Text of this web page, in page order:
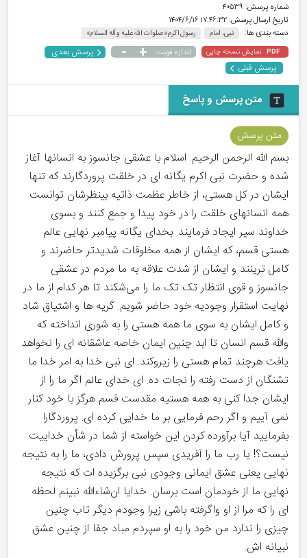
شماره پرسش: ۴۰۵۳۹
تاریخ ارسال پرسش:۱۷:۴۶:۳۲ ۱۴۰۴/۶/۱۶
دسته بندی ها:
نبی، امام رسول اکرم«صلوات الله علیه و آله السلام»
PDF نمایش نسخه چاپی اندازه فونت: +
-
پرسش بعدی
پرسش قبلی
متن پرسش و پاسخ
متن پرسش
بسم الله الرحمن الرحیم. اسلام با عشقی جانسوز به انسانها آغاز
شده و حضرت نبی اکرم یگانه ای در خلقت پروردگارند که تنها
ایشان در کل هستی، از خاطر عظمت ذاتیه بینظرشان توانست
همه انسانهای خلقت را در خود پیدا و جمع کنند و بسوی
خداوند سیر ایجاد فرمایند. بخدای یگانه پیامبر نهایی عالم
هستی قسم، که ایشان از همه مخلوقات شدیدتر حاضرند و
کامل ترینند و ایشان از شدت علاقه به ما مردم در عشقی
جانسوز و قوی انتظار تک تک ما را می‌شکند تا هر کدام از ما در
نهایت استقرار وجودیه خود حاضر شویم. گریه ها و اشتیاق شاد
و کامل ایشان به سوی ما همه هستی را به شوری انداخته که
والله قسم انسان تا ابد چنین ایمان خاصه عاشقانه ای را نخواهد
یافت هرچند تمام هستی را زیروکند. ای نبی خدا به امر خدا ما
تشنگان از دست رفته را نجات ده. ای خدای عالم اگر ما را از
ایشان جدا کنی به همه هستیه مقدست قسم هرگز با خود کنار
نمی آییم و اگر رحم فرمایی بر ما خدایی کرده ای‌. پروردگارا
بفرمایید آیا برآورده کردن این خواسته از شما در شأن خداییت
نیست؟! یا رب ما را آفریدی سپس پرورش دادی، ما را به نتیجه
نهایی یعنی عشق ایمانی وجودی نبی برگزیده ات که نتیجه
نهایی ما از خودمان است برسان. خدایا ان‌شاءالله نبینم لحظه
ای را که مرا از او واگرفته باشی زیرا وجودم دیگر تاب چنین
چیزی را ندارد من خود را به او سپردم مباد جفا از چنین عشق
نبیانه اش.